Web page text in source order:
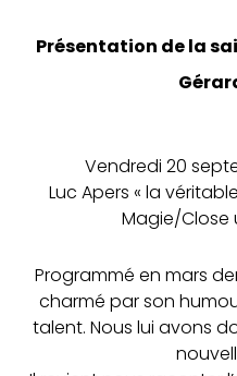
Présentation de la
Vendredi 20
Luc Apers « la
Magie/Close
Programmé en mars
charmé par son
talent. Nous lui avons